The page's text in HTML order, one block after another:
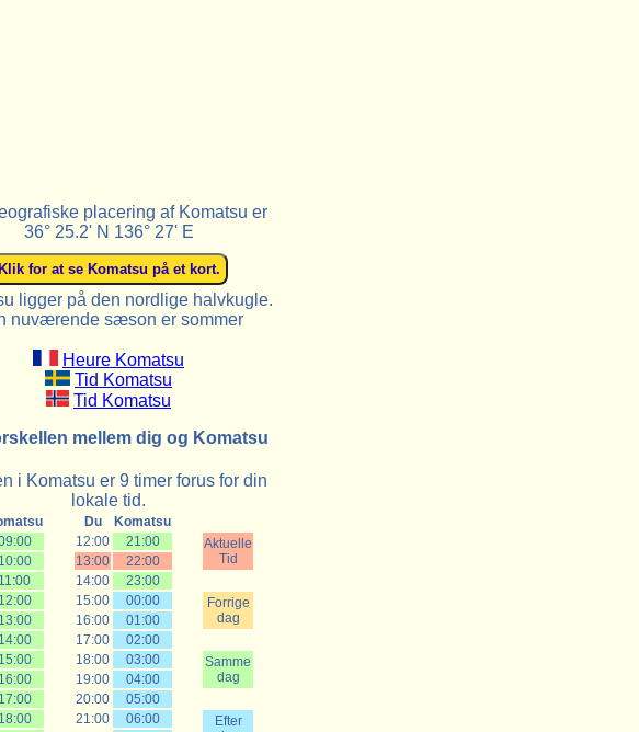
placering af Komatsu er
36° 25.2' N 136° 27' E
ligger på den nordlige halvkugle.
nuværende sæson er sommer
Heure Komatsu
Tid Komatsu
Tid Komatsu
mellem dig og Komatsu
i Komatsu er 9 timer forus for din
lokale tid.
Du
Komatsu
12:00 21:00
Aktuelle
Tid
10:00 13:00
22:00
11:00 14:00
23:00
12:00 15:00 00:00
Forrige
dag
13:00 16:00
01:00
14:00 17:00
02:00
15:00 18:00 03:00
Samme
dag
16:00 19:00
04:00
17:00 20:00
05:00
18:00 21:00 06:00
Efter